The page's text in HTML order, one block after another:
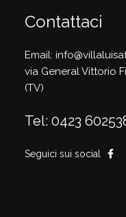
Contattaci
Email:
via General Vittorio
(TV)
Tel: 0423
Seguici sui social